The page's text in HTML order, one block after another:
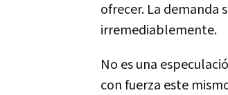
ofrecer. La demanda
irremediablemente.
No es una
con fuerza este